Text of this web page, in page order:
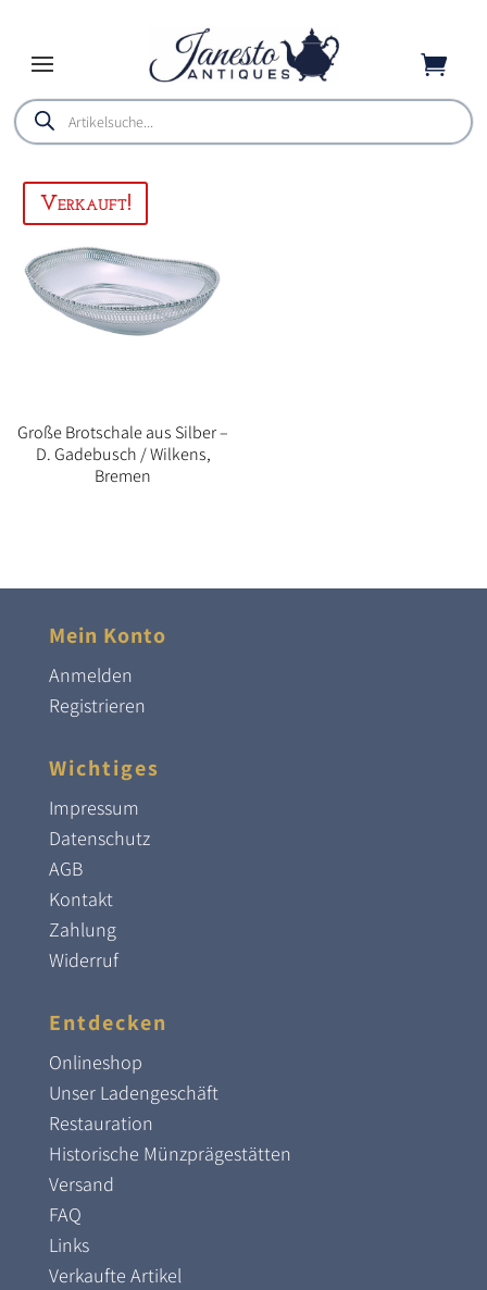

Products
search
Große Brotschale aus Silber –
D. Gadebusch / Wilkens,
Bremen
Mein Konto
Anmelden
Registrieren
Wichtiges
Impressum
Datenschutz
AGB
Kontakt
Zahlung
Widerruf
Entdecken
Onlineshop
Unser Ladengeschäft
Restauration
Historische Münzprägestätten
Versand
FAQ
Links
Verkaufte Artikel